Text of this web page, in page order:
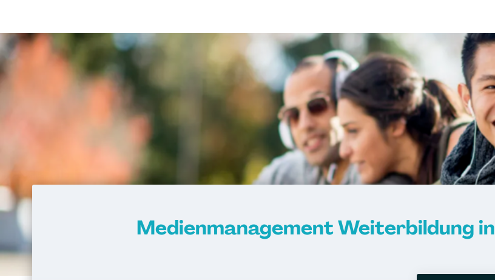
Medienmanagement Weiterbildung